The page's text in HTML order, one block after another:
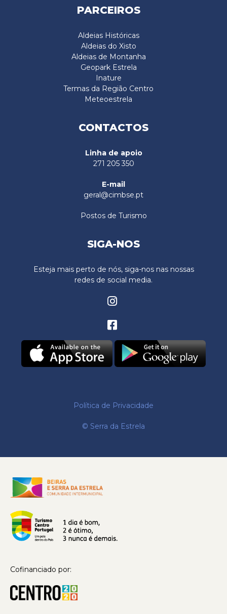
PARCEIROS
Aldeias Históricas
Aldeias do Xisto
Aldeias de Montanha
Geopark Estrela
Inature
Termas da Região Centro
Meteoestrela
CONTACTOS
Linha de apoio
271 205 350
E-mail
geral@cimbse.pt
Postos de Turismo
SIGA-NOS
Esteja mais perto de nós, siga-nos nas nossas
redes de social media.
© Serra da Estrela
Política de Privacidade
Cofinanciado por: